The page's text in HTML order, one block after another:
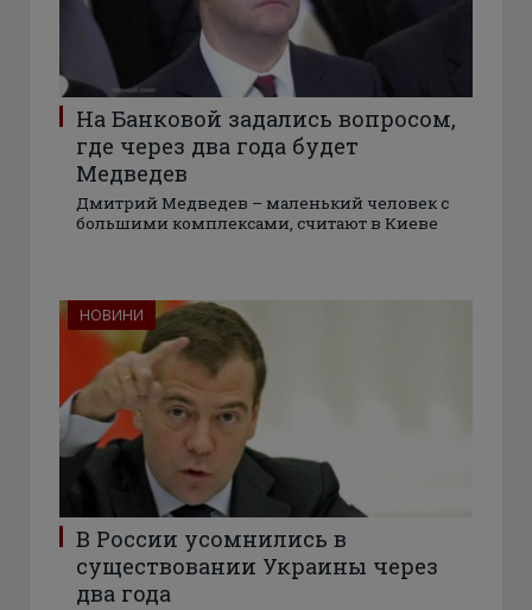
На Банковой задались вопросом,
где через два года будет
Медведев
Дмитрий Медведев – маленький человек с
большими комплексами, считают в Киеве
НОВИНИ
В России усомнились в
существовании Украины через
два года